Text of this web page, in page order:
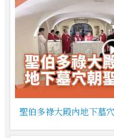
聖伯多祿大殿內地下墓